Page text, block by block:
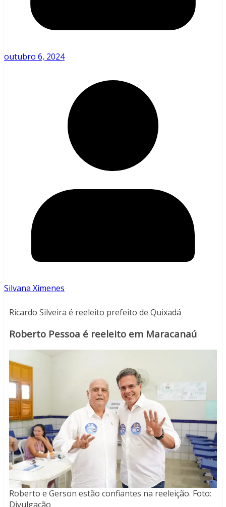
outubro 6, 2024
Silvana Ximenes
Ricardo Silveira é reeleito prefeito de Quixadá
Roberto Pessoa é reeleito em Maracanaú
Roberto e Gerson estão confiantes na reeleição. Foto:
Divulgação